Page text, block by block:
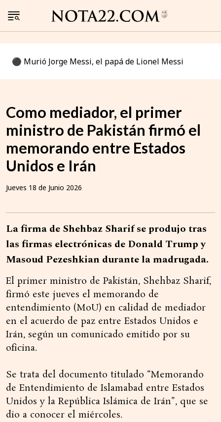
⚫️ Murió Jorge Messi, el papá de Lionel Messi
Como mediador, el primer
ministro de Pakistán firmó el
memorando entre Estados
Unidos e Irán
Jueves 18 de Junio 2026
La firma de Shehbaz Sharif se produjo tras
las firmas electrónicas de Donald Trump y
Masoud Pezeshkian durante la madrugada.
El primer ministro de Pakistán, Shehbaz Sharif,
firmó este jueves el memorando de
entendimiento (MoU) en calidad de mediador
en el acuerdo de paz entre Estados Unidos e
Irán, según un comunicado emitido por su
oficina.
Se trata del documento titulado “Memorando
de Entendimiento de Islamabad entre Estados
Unidos y la República Islámica de Irán”, que se
dio a conocer el miércoles.